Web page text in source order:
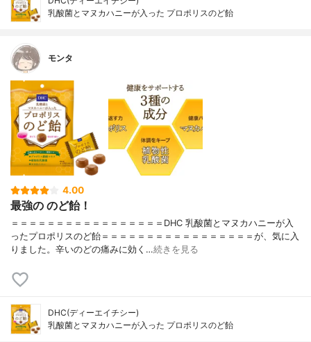
乳酸菌とマヌカハニーが入った プロポリスのど飴
モンタ
4.00
最強の のど飴！
＝＝＝＝＝＝＝＝＝＝＝＝＝＝＝＝＝DHC 乳酸菌とマヌカハニーが入
ったプロポリスのど飴＝＝＝＝＝＝＝＝＝＝＝＝＝＝＝＝＝が、気に入
りました。辛いのどの痛みに効く…続きを見る
DHC(ディーエイチシー)
乳酸菌とマヌカハニーが入った プロポリスのど飴